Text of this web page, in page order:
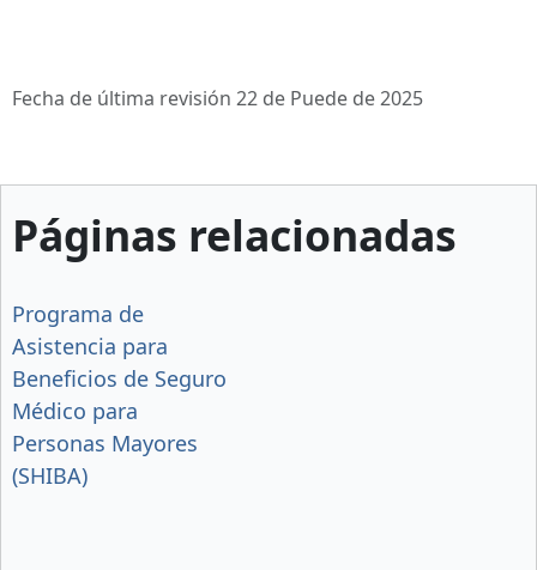
Fecha de última revisión 22 de Puede de 2025
Páginas relacionadas
Programa de
Asistencia para
Beneficios de Seguro
Médico para
Personas Mayores
(SHIBA)